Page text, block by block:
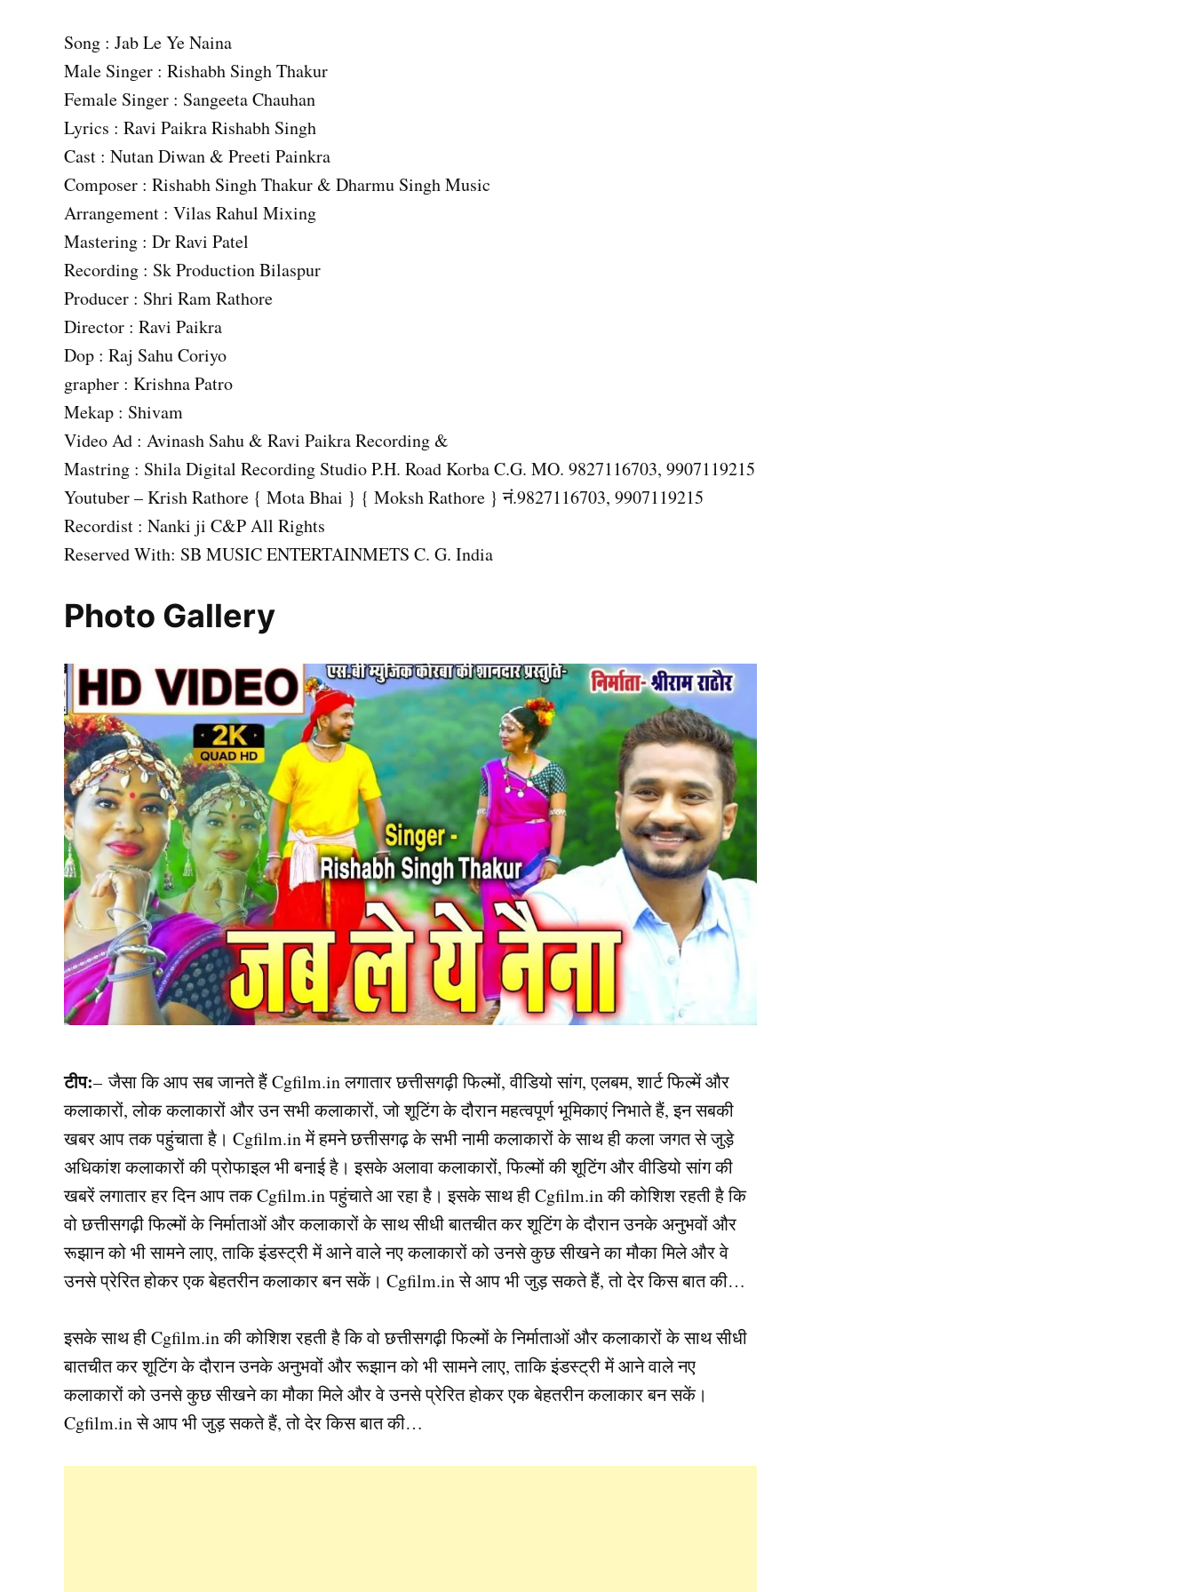
Song : Jab Le Ye Naina
Male Singer : Rishabh Singh Thakur
Female Singer : Sangeeta Chauhan
Lyrics : Ravi Paikra Rishabh Singh
Cast : Nutan Diwan & Preeti Painkra
Composer : Rishabh Singh Thakur & Dharmu Singh Music
Arrangement : Vilas Rahul Mixing
Mastering : Dr Ravi Patel
Recording : Sk Production Bilaspur
Producer : Shri Ram Rathore
Director : Ravi Paikra
Dop : Raj Sahu Coriyo
grapher : Krishna Patro
Mekap : Shivam
Video Ad : Avinash Sahu & Ravi Paikra Recording &
Mastring : Shila Digital Recording Studio P.H. Road Korba C.G. MO. 9827116703, 9907119215
Youtuber – Krish Rathore { Mota Bhai } { Moksh Rathore } नं.9827116703, 9907119215
Recordist : Nanki ji C&P All Rights
Reserved With: SB MUSIC ENTERTAINMETS C. G. India
Photo Gallery
टीप:– जैसा कि आप सब जानते हैं Cgfilm.in लगातार छत्तीसगढ़ी फिल्मों, वीडियो सांग, एलबम, शार्ट फिल्में और
कलाकारों, लोक कलाकारों और उन सभी कलाकारों, जो शूटिंग के दौरान महत्वपूर्ण भूमिकाएं निभाते हैं, इन सबकी
खबर आप तक पहुंचाता है। Cgfilm.in में हमने छत्तीसगढ़ के सभी नामी कलाकारों के साथ ही कला जगत से जुड़े
अधिकांश कलाकारों की प्रोफाइल भी बनाई है। इसके अलावा कलाकारों, फिल्मों की शूटिंग और वीडियो सांग की
खबरें लगातार हर दिन आप तक Cgfilm.in पहुंचाते आ रहा है। इसके साथ ही Cgfilm.in की कोशिश रहती है कि
वो छत्तीसगढ़ी फिल्मों के निर्माताओं और कलाकारों के साथ सीधी बातचीत कर शूटिंग के दौरान उनके अनुभवों और
रूझान को भी सामने लाए, ताकि इंडस्ट्री में आने वाले नए कलाकारों को उनसे कुछ सीखने का मौका मिले और वे
उनसे प्रेरित होकर एक बेहतरीन कलाकार बन सकें। Cgfilm.in से आप भी जुड़ सकते हैं, तो देर किस बात की…
इसके साथ ही Cgfilm.in की कोशिश रहती है कि वो छत्तीसगढ़ी फिल्मों के निर्माताओं और कलाकारों के साथ सीधी
बातचीत कर शूटिंग के दौरान उनके अनुभवों और रूझान को भी सामने लाए, ताकि इंडस्ट्री में आने वाले नए
कलाकारों को उनसे कुछ सीखने का मौका मिले और वे उनसे प्रेरित होकर एक बेहतरीन कलाकार बन सकें।
Cgfilm.in से आप भी जुड़ सकते हैं, तो देर किस बात की…